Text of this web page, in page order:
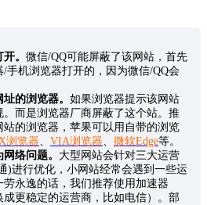
。 微信/QQ可能屏蔽了该网站，首先
手机浏览器打开的，因为微信/QQ会
的浏览器。 如果浏览器提示该网站
而是浏览器厂商屏蔽了这个站。推
的浏览器，苹果可以用自带的浏览
浏览器、 VIA浏览器、 微软Edge等。
络问题。 大型网站会针对三大运营
)进行优化，小网站经常会遇到一些运
永逸的话，我们推荐使用加速器
成更稳定的运营商，比如电信）。部